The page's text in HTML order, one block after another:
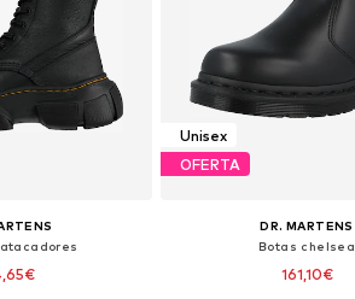
Unisex
OFERTA
DR. MARTENS
Botas chelsea
161,10€